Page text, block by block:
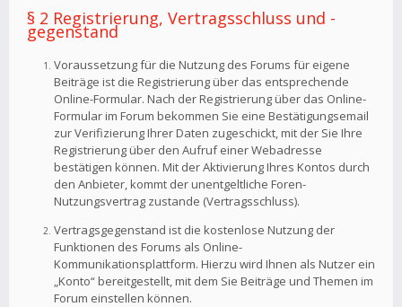
§ 2 Registrierung, Vertragsschluss und -
gegenstand
Voraussetzung für die Nutzung des Forums für eigene
Beiträge ist die Registrierung über das entsprechende
Online-Formular. Nach der Registrierung über das Online-
Formular im Forum bekommen Sie eine Bestätigungsemail
zur Verifizierung Ihrer Daten zugeschickt, mit der Sie Ihre
Registrierung über den Aufruf einer Webadresse
bestätigen können. Mit der Aktivierung Ihres Kontos durch
den Anbieter, kommt der unentgeltliche Foren-
Nutzungsvertrag zustande (Vertragsschluss).
Vertragsgegenstand ist die kostenlose Nutzung der
Funktionen des Forums als Online-
Kommunikationsplattform. Hierzu wird Ihnen als Nutzer ein
„Konto“ bereitgestellt, mit dem Sie Beiträge und Themen im
Forum einstellen können.